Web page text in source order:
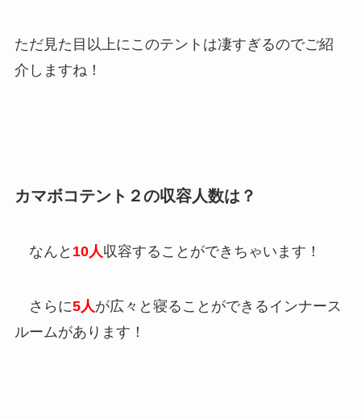
ただ見た目以上にこのテントは凄すぎるのでご紹
介しますね！
カマボコテント２の収容人数は？
なんと 10人収容することができちゃいます！
さらに5人が広々と寝ることができるインナース
ルームがあります！